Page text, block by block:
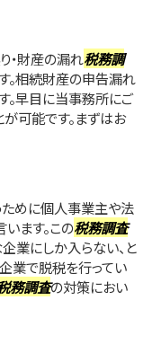
・財産の漏れ税務調
。相続財産の申告漏れ
。早目に当事務所にご
可能です。まずはお
めに個人事業主や法
ます。この税務調査
業にしか入らない、と
業で脱税を行ってい
務調査の対策におい